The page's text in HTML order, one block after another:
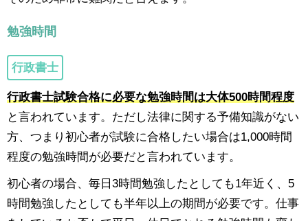
勉強時間
行政書士
行政書士試験合格に必要な勉強時間は大体500時間程度
と言われています。ただし法律に関する予備知識がない
方、つまり初心者が試験に合格したい場合は1,000時間
程度の勉強時間が必要だと言われています。
初心者の場合、毎日3時間勉強したとしても1年近く、5
時間勉強したとしても半年以上の期間が必要です。仕事